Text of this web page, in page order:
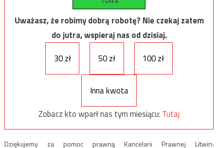
Uważasz, że robimy dobrą robotę? Nie czekaj zatem
do jutra, wspieraj nas od dzisiaj.
30 zł
50 zł 100 zł
Inna kwota
Zobacz kto wparł nas tym miesiącu: Tutaj
Dziękujemy za pomoc prawną Kancelarii Prawnej Litwin: